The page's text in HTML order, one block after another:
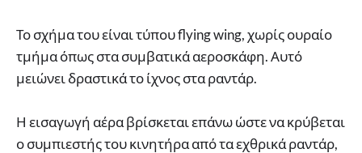
Το σχήμα του είναι τύπου flying wing, χωρίς ουραίο
τμήμα όπως στα συμβατικά αεροσκάφη. Αυτό
μειώνει δραστικά το ίχνος στα ραντάρ.
Η εισαγωγή αέρα βρίσκεται επάνω ώστε να κρύβεται
ο συμπιεστής του κινητήρα από τα εχθρικά ραντάρ,